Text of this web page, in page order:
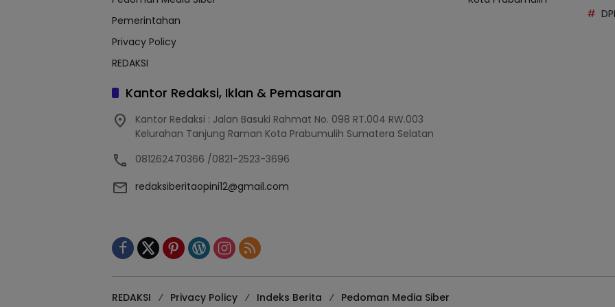
Pemerintahan
Privacy Policy
REDAKSI
Kantor Redaksi, Iklan & Pemasaran
Kantor Redaksi : Jalan Basuki Rahmat No. 098 RT.004 RW.003
Kelurahan Tanjung Raman Kota Prabumulih Sumatera Selatan
081262470366 /0821-2523-3696
redaksiberitaopini12@gmail.com
REDAKSI Privacy Policy Indeks Berita Pedoman Media Siber